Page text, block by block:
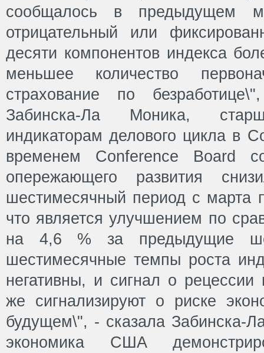
сообщалось в предыдущем
отрицательный или
десяти компонентов индекса
меньшее количество
страхование по
Забинска-Ла Моника,
индикаторам делового цикла в
временем Conference Board
опережающего развития
шестимесячный период с марта
что является улучшением по
на 4,6 % за предыдущие
шестимесячные темпы роста
негативны, и сигнал о
же сигнализируют о риске
будущем\", - сказала Забинска-
экономика США